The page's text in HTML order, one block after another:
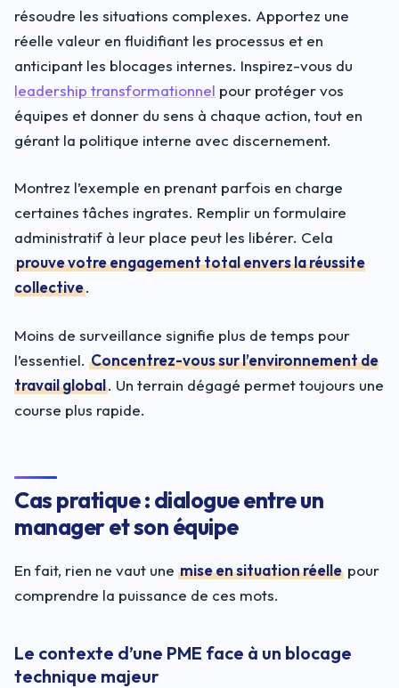
résoudre les situations complexes. Apportez une
réelle valeur en fluidifiant les processus et en
anticipant les blocages internes. Inspirez-vous du
leadership transformationnel pour protéger vos
équipes et donner du sens à chaque action, tout en
gérant la politique interne avec discernement.
Montrez l’exemple en prenant parfois en charge
certaines tâches ingrates. Remplir un formulaire
administratif à leur place peut les libérer. Cela
prouve votre engagement total envers la réussite
collective.
Moins de surveillance signifie plus de temps pour
l’essentiel. Concentrez-vous sur l’environnement de
travail global. Un terrain dégagé permet toujours une
course plus rapide.
Cas pratique : dialogue entre un
manager et son équipe
En fait, rien ne vaut une mise en situation réelle pour
comprendre la puissance de ces mots.
Le contexte d’une PME face à un blocage
technique majeur